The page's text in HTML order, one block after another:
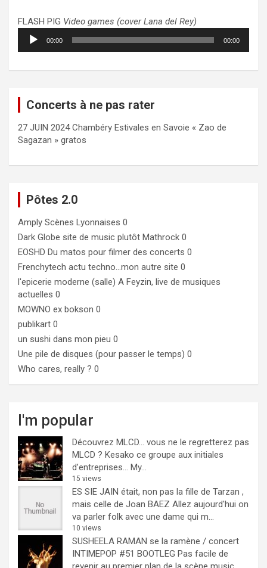
FLASH PIG Video games (cover Lana del Rey)
Lecteur
audio
00:00 00:00
Concerts à ne pas rater
27 JUIN 2024 Chambéry Estivales en Savoie « Zao de
Sagazan » gratos
Pôtes 2.0
Amply Scènes Lyonnaises 0
Dark Globe site de music plutôt Mathrock 0
EOSHD Du matos pour filmer des concerts 0
Frenchytech actu techno…mon autre site 0
l'epicerie moderne (salle) A Feyzin, live de musiques
actuelles 0
MOWNO ex bokson 0
publikart 0
un sushi dans mon pieu 0
Une pile de disques (pour passer le temps) 0
Who cares, really ? 0
I'm popular
Découvrez MLCD… vous ne le regretterez pas
MLCD ? Kesako ce groupe aux initiales
d’entreprises… My...
15 views
ES SIE JAIN était, non pas la fille de Tarzan ,
mais celle de Joan BAEZ Allez aujourd'hui on
va parler folk avec une dame qui m...
10 views
SUSHEELA RAMAN se la ramène / concert
INTIMEPOP #51 BOOTLEG Pas facile de